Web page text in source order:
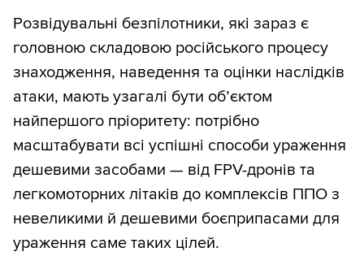
Розвідувальні безпілотники, які зараз є
головною складовою російського процесу
знаходження, наведення та оцінки наслідків
атаки, мають узагалі бути об’єктом
найпершого пріоритету: потрібно
масштабувати всі успішні способи ураження
дешевими засобами — від FPV-дронів та
легкомоторних літаків до комплексів ППО з
невеликими й дешевими боєприпасами для
ураження саме таких цілей.